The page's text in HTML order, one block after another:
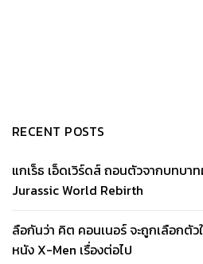
RECENT POSTS
แกเร็ธ เอ็ดเวิร์ดส์ ถอนตัวจากบทบ
Jurassic World Rebirth
ลือกันว่า คิต คอนเนอร์ จะถูกเลือกตั
หนัง X-Men เรื่องต่อไป